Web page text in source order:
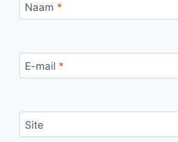
Naam *
E-mail *
Site